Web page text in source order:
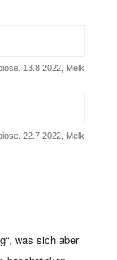
13.8.2022, Melk
22.7.2022, Melk
was sich aber